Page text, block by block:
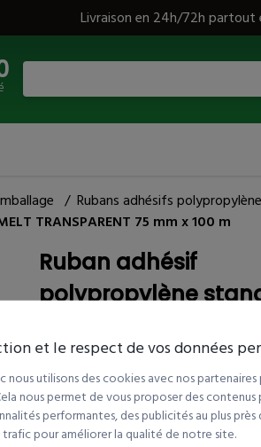
Livraison en 24h/72h partout
/ Rubans adhésifs polypropylène
TRANSPARENT 75 mm x 100 m
Ruban adhésif
polypropylène
HOT MELT
mm x 100 m
Le meilleur rapport qualité prix !
Référence article :13125012
et le respect de vos données
nous utilisons des cookies avec nos
nous permet de vous proposer des
performantes, des publicités au plus
pour améliorer la qualité de notre site.